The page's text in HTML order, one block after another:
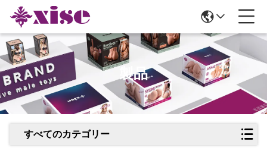
製品
すべてのカテゴリー